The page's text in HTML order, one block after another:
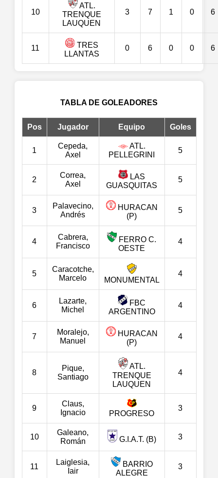
10
ATL.
TRENQUE
LAUQUEN
3 7 1 0 6
11
TRES
LLANTAS
0 6 0 0 6
TABLA DE GOLEADORES
Pos Jugador Equipo Goles
1
Cepeda,
Axel
ATL.
PELLEGRINI
5
2
Correa,
Axel
LAS
GUASQUITAS
5
3
Palavecino,
Andrés
HURACAN
(P)
5
4
Cabrera,
Francisco
FERRO C.
OESTE
4
5
Caracotche,
Marcelo
MONUMENTAL
4
6
Lazarte,
Michel
FBC
ARGENTINO
4
7
Moralejo,
Manuel
HURACAN
(P)
4
8
Pique,
Santiago
ATL.
TRENQUE
LAUQUEN
4
9
Claus,
Ignacio
PROGRESO
3
10
Galeano,
Román
G.I.A.T. (B) 3
11
Laiglesia,
Iair
BARRIO
ALEGRE
3